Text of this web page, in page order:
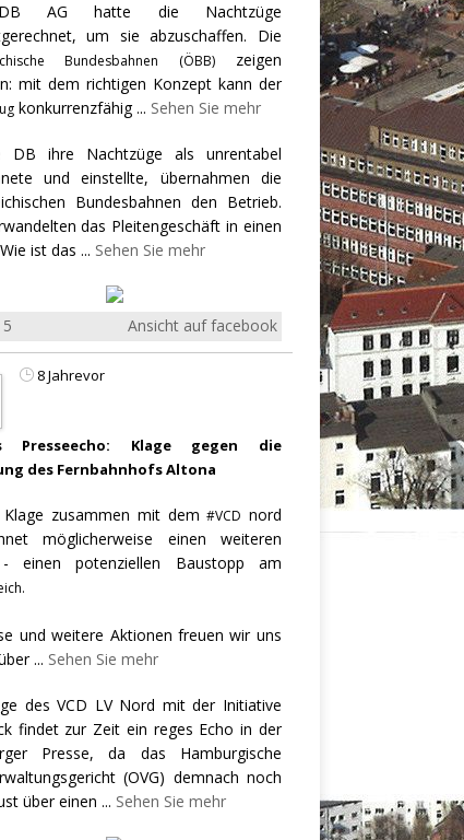
AG hatte die Nachtzüge
um sie abzuschaffen. Die
Bundesbahnen (ÖBB)zeigen
mit dem richtigen Konzept kann der
konkurrenzfähig... Sehen Sie mehr
DB ihre Nachtzüge als unrentabel
und einstellte, übernahmen die
Bundesbahnen den Betrieb.
das Pleitengeschäft in einen
ist das ... Sehen Sie mehr
5 Ansicht auf facebook
8 Jahrevor
Presseecho: Klage gegen die
des Fernbahnhofs Altona
Klage zusammen mit dem#VCD nord
möglicherweise einen weiteren
einen potenziellen Baustopp am
und weitere Aktionen freuen wir uns
... Sehen Sie mehr
des VCD LV Nord mit der Initiative
findet zur Zeit ein reges Echo in der
Presse, da das Hamburgische
(OVG) demnach noch
über einen ... Sehen Sie mehr